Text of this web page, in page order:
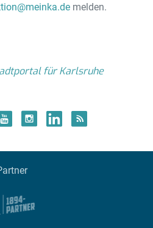
melden.
für Karlsruhe